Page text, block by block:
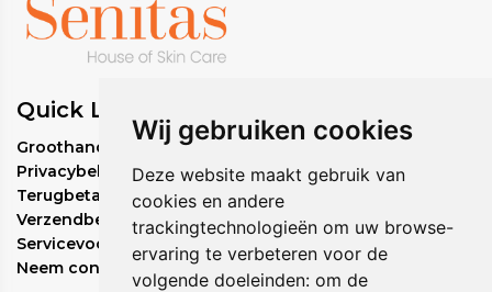
Wij gebruiken cookies
Deze website maakt gebruik van
cookies en andere
trackingtechnologieën om uw browse-
ervaring te verbeteren voor de
volgende doeleinden: om de
Quick Links
Groothandel bestelbeleid
Privacybeleid
Terugbetalingsbeleid
Verzendbeleid
Servicevoorwaarden
Neem contact met ons op